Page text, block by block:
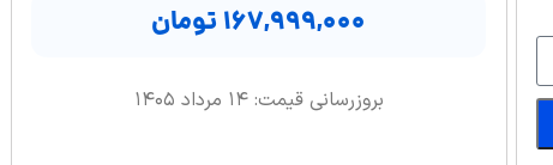
۱۶۷,۹۹۹,۰۰۰ تومان
بروزرسانی قیمت: ۱۴ مرداد ۱۴۰۵